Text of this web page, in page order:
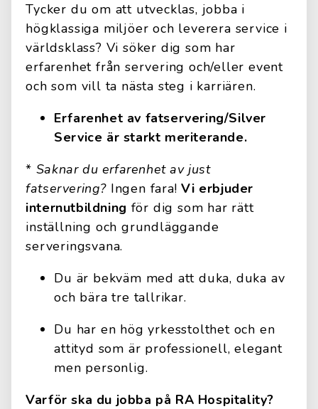
Tycker du om att utvecklas, jobba i
högklassiga miljöer och leverera service i
världsklass? Vi söker dig som har
erfarenhet från servering och/eller event
och som vill ta nästa steg i karriären.
Erfarenhet av fatservering/Silver
Service är starkt meriterande.
* Saknar du erfarenhet av just
fatservering? Ingen fara!Vi erbjuder
internutbildning för dig som har rätt
inställning och grundläggande
serveringsvana.
Du är bekväm med att duka, duka av
och bära tre tallrikar.
Du har en hög yrkesstolthet och en
attityd som är professionell, elegant
men personlig.
Varför ska du jobba på RA Hospitality?